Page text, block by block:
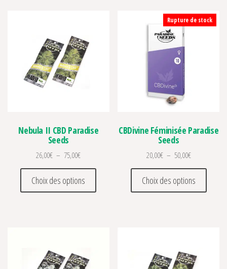
Nebula II CBD Paradise
Seeds
26,00€ – 75,00€Plage de prix : 26,00€ à 75,00€
Choix des options
Ce produit a plusieurs variations. Les
Rupture de stock
CBDivine Féminisée Paradise
Seeds
20,00€ – 50,00€Plage de prix
Choix des options
Ce